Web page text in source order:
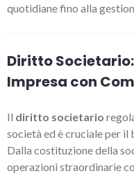
quotidiane fino alla
Diritto
Impresa con
Il diritto societario
società ed è cruciale per il
Dalla costituzione della
operazioni straordinarie